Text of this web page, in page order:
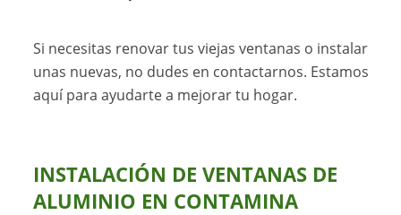
Si necesitas renovar tus viejas ventanas o instalar
unas nuevas, no dudes en contactarnos. Estamos
aquí para ayudarte a mejorar tu hogar.
INSTALACIÓN DE VENTANAS DE
ALUMINIO EN CONTAMINA